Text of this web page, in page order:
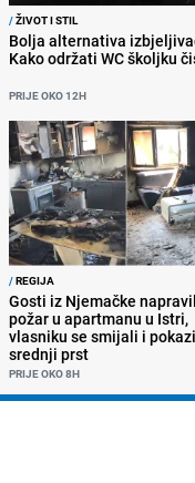
/ŽIVOT I STIL
Bolja alternativa
Kako održati WC školjku
PRIJE OKO 12H
/REGIJA
Gosti iz Njemačke
požar u apartmanu u Istri,
vlasniku se smijali i
srednji prst
PRIJE OKO 8H